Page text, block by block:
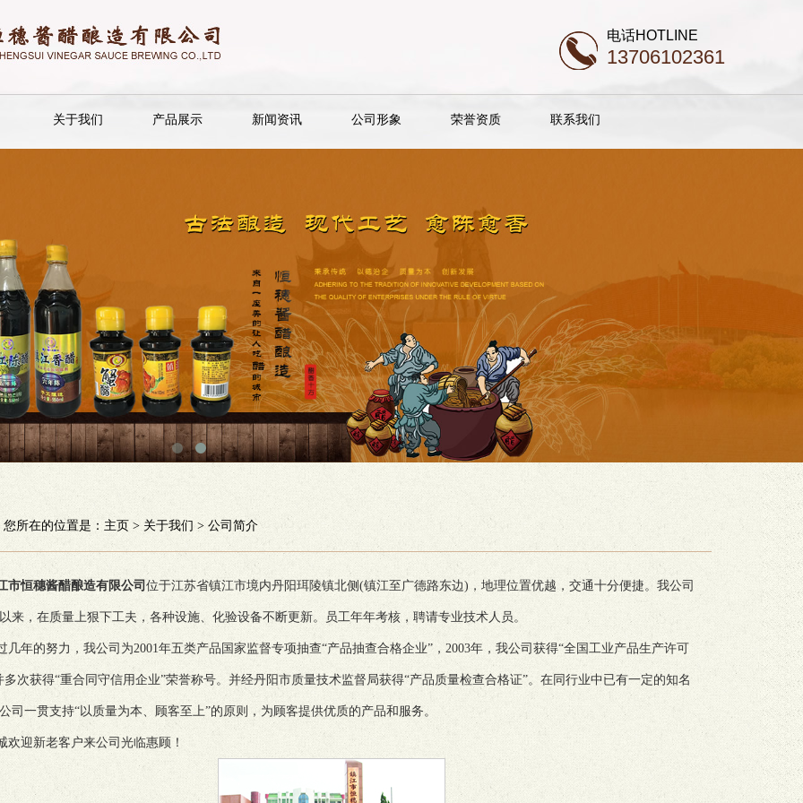
电话HOTLINE
13706102361
关于我们 产品展示 新闻资讯 公司形象 荣誉资质 联系我们
您所在的位置是： 主页> 关于我们 > 公司简介
市恒穗酱醋酿造有限公司 位于江苏省镇江市境内丹阳珥陵镇北侧(镇江至广德路东边)，地理位置优越，交通十分便捷。我公司
来，在质量上狠下工夫，各种设施、化验设备不断更新。员工年年考核，聘请专业技术人员。
的努力，我公司为2001年五类产品国家监督专项抽查“产品抽查合格企业”，2003年，我公司获得“全国工业产品生产许可
多次获得“重合同守信用企业”荣誉称号。并经丹阳市质量技术监督局获得“产品质量检查合格证”。在同行业中已有一定的知名
司一贯支持“以质量为本、顾客至上”的原则，为顾客提供优质的产品和服务。
新老客户来公司光临惠顾！